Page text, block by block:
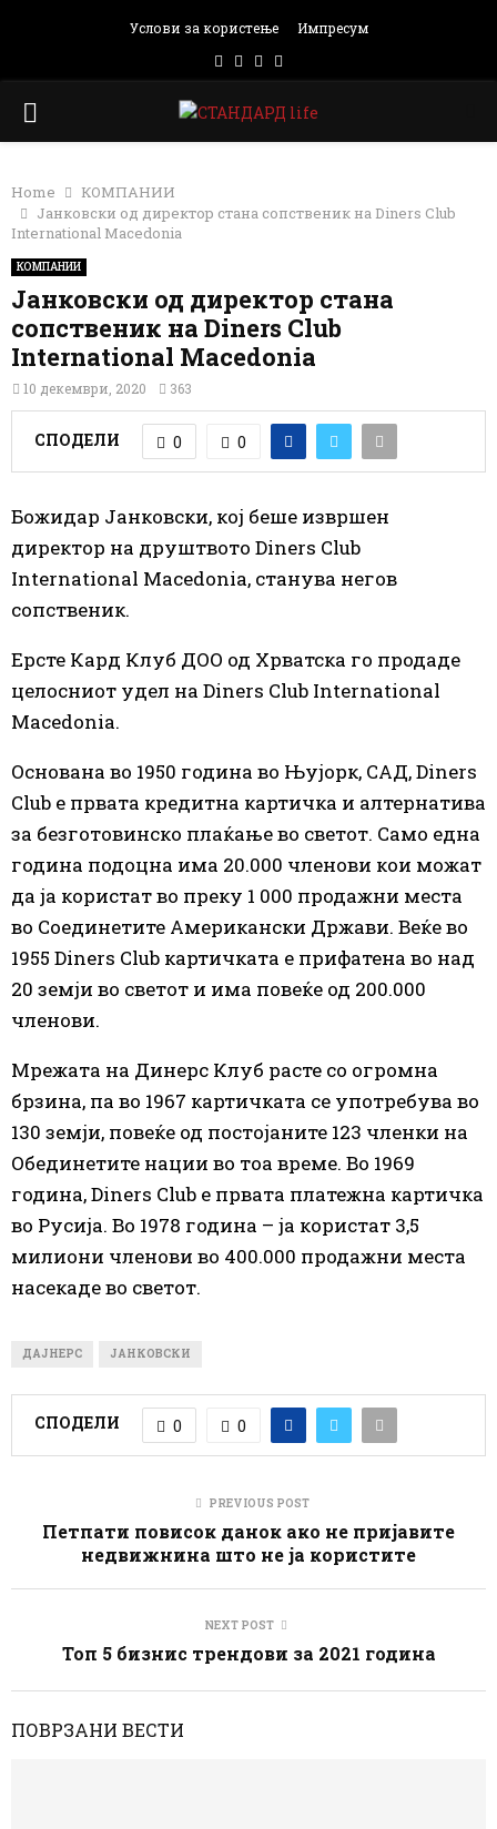
Услови за користење Импресум
Facebook
Instagram
Email
PRIMARY
Home
КОМПАНИИ
Јанковски од директор стана сопственик на Diners Club
International Macedonia
КОМПАНИИ
Јанковски од директор стана
сопственик на Diners Club
International Macedonia
10 декември, 2020 363
СПОДЕЛИ 0 0
Божидар Јанковски, кој беше извршен
директор на друштвото Diners Club
International Macedonia, станува негов
сопственик.
Ерсте Кард Клуб ДОО од Хрватска го продаде
целосниот удел на Diners Club International
Macedonia.
Основана во 1950 година во Њујорк, САД, Diners
Club е првата кредитна картичка и алтернатива
за безготовинско плаќање во светот. Само една
година подоцна има 20.000 членови кои можат
да ја користат во преку 1 000 продажни места
во Соединетите Американски Држави. Веќе во
1955 Diners Club картичката е прифатена во над
20 земји во светот и има повеќе од 200.000
членови.
Мрежата на Динерс Клуб расте со огромна
брзина, па во 1967 картичката се употребува во
130 земји, повеќе од постојаните 123 членки на
Обединетите нации во тоа време. Во 1969
година, Diners Club е првата платежна картичка
во Русија. Во 1978 година – ја користат 3,5
милиони членови во 400.000 продажни места
насекаде во светот.
ДАЈНЕРС ЈАНКОВСКИ
СПОДЕЛИ 0 0
PREVIOUS POST
Петпати повисок данок ако не пријавите
недвижнина што не ја користите
NEXT POST
Топ 5 бизнис трендови за 2021 година
ПОВРЗАНИ ВЕСТИ